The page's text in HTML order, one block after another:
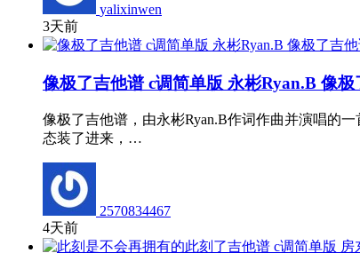
yalixinwen
3天前
像极了吉他谱 c调简单版 永彬Ryan.B 像
像极了吉他谱，由永彬Ryan.B作词作曲并演唱的
态装了进来，…
2570834467
4天前